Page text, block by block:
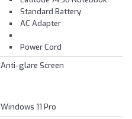
Standard Battery
AC Adapter
Power Cord
Anti-glare Screen
Windows 11 Pro